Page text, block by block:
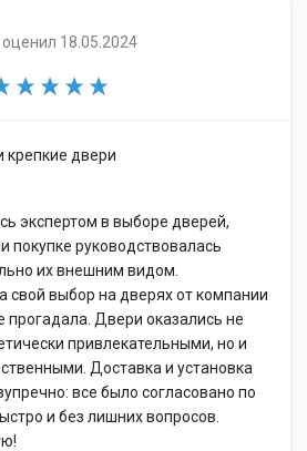
оценил 18.05.2024
крепкие двери
экспертом в выборе дверей,
покупке руководствовалась
их внешним видом.
свой выбор на дверях от компании
прогадала. Двери оказались не
привлекательными, но и
Доставка и установка
все было согласовано по
и без лишних вопросов.